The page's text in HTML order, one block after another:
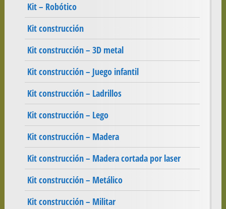
Kit – Robótico
Kit construcción
Kit construcción – 3D metal
Kit construcción – Juego infantil
Kit construcción – Ladrillos
Kit construcción – Lego
Kit construcción – Madera
Kit construcción – Madera cortada por laser
Kit construcción – Metálico
Kit construcción – Militar